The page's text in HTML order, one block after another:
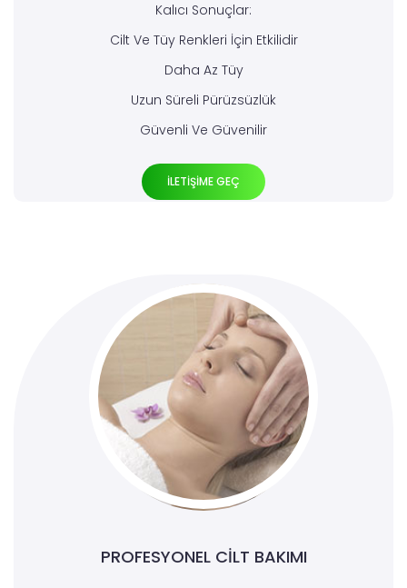
Kalıcı Sonuçlar:
Cilt Ve Tüy Renkleri İçin Etkilidir
Daha Az Tüy
Uzun Süreli Pürüzsüzlük
Güvenli Ve Güvenilir
İLETİŞİME GEÇ
PROFESYONEL CILT BAKIMI